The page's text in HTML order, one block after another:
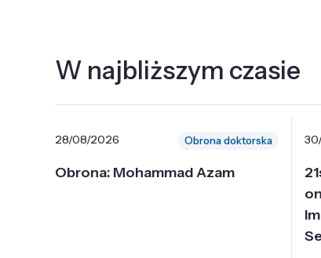
W najbliższym czasie
28/08/2026 Obrona doktorska
Obrona: Mohammad Azam